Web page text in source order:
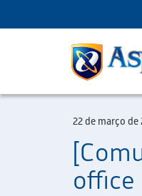
22 de março de
office